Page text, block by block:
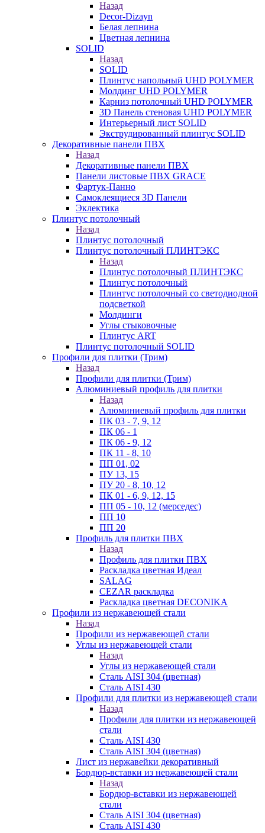
Назад
Decor-Dizayn
Белая лепнина
Цветная лепнина
SOLID
Назад
SOLID
Плинтус напольный UHD POLYMER
Молдинг UHD POLYMER
Карниз потолочный UHD POLYMER
3D Панель стеновая UHD POLYMER
Интерьерный лист SOLID
Экструдированный плинтус SOLID
Декоративные панели ПВХ
Назад
Декоративные панели ПВХ
Панели листовые ПВХ GRACE
Фартук-Панно
Самоклеящиеся 3D Панели
Эклектика
Плинтус потолочный
Назад
Плинтус потолочный
Плинтус потолочный ПЛИНТЭКС
Назад
Плинтус потолочный ПЛИНТЭКС
Плинтус потолочный
Плинтус потолочный со светодиодной
подсветкой
Молдинги
Углы стыковочные
Плинтус ART
Плинтус потолочный SOLID
Профили для плитки (Трим)
Назад
Профили для плитки (Трим)
Алюминиевый профиль для плитки
Назад
Алюминиевый профиль для плитки
ПК 03 - 7, 9, 12
ПК 06 - 1
ПК 06 - 9, 12
ПК 11 - 8, 10
ПП 01, 02
ПУ 13, 15
ПУ 20 - 8, 10, 12
ПК 01 - 6, 9, 12, 15
ПП 05 - 10, 12 (мерседес)
ПП 10
ПП 20
Профиль для плитки ПВХ
Назад
Профиль для плитки ПВХ
Раскладка цветная Идеал
SALAG
CEZAR раскладка
Раскладка цветная DECONIKA
Профили из нержавеющей стали
Назад
Профили из нержавеющей стали
Углы из нержавеющей стали
Назад
Углы из нержавеющей стали
Сталь AISI 304 (цветная)
Сталь AISI 430
Профили для плитки из нержавеющей стали
Назад
Профили для плитки из нержавеющей
стали
Сталь AISI 430
Сталь AISI 304 (цветная)
Лист из нержавейки декоративный
Бордюр-вставки из нержавеющей стали
Назад
Бордюр-вставки из нержавеющей
стали
Сталь AISI 304 (цветная)
Сталь AISI 430